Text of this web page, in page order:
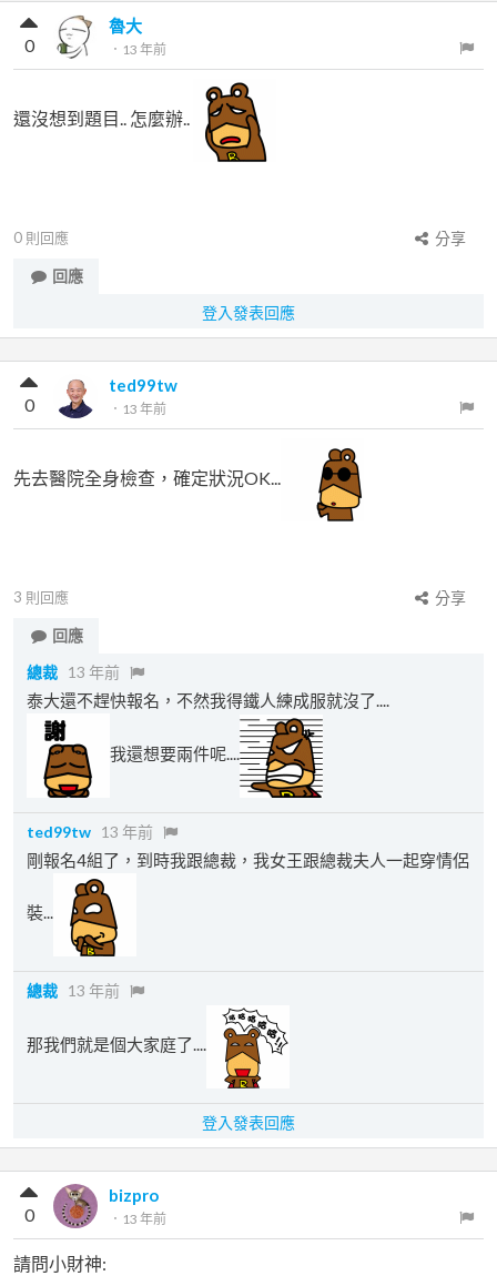
魯大
． 13 年前
0
還沒想到題目.. 怎麼辦..
0 則回應
分享
回應
登入發表回應
ted99tw
． 13 年前
0
先去醫院全身檢查，確定狀況OK...
3 則回應
分享
回應
總裁 13 年前
泰大還不趕快報名，不然我得鐵人練成服就沒了....
我還想要兩件呢....
ted99tw 13 年前
剛報名4組了，到時我跟總裁，我女王跟總裁夫人一起穿情侶
裝...
總裁 13 年前
那我們就是個大家庭了....
登入發表回應
bizpro
． 13 年前
0
請問小財神: